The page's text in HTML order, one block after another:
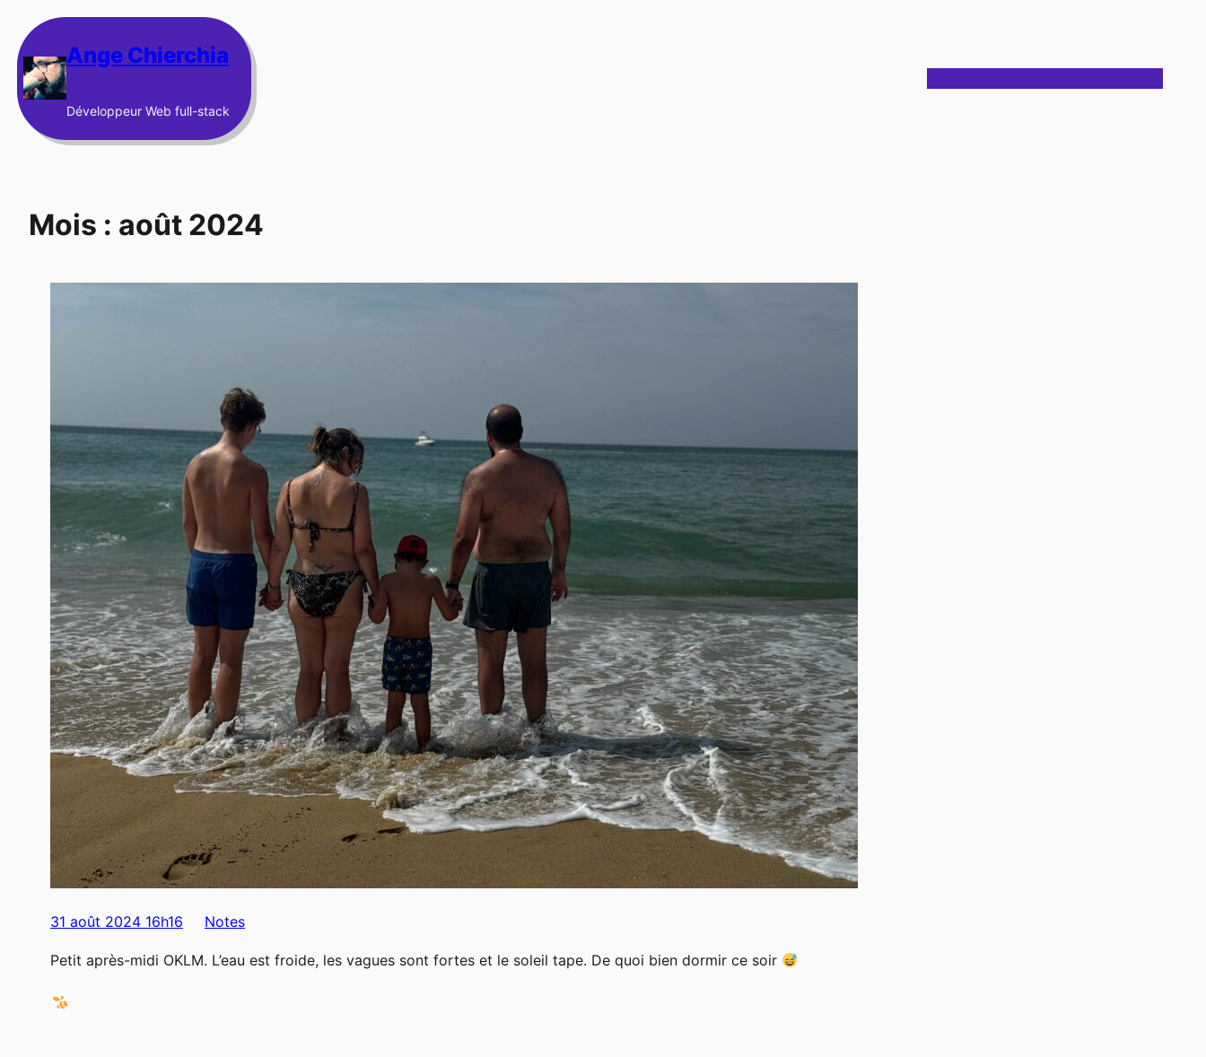
au
contenu Ange Chierchia
Développeur Web full-stack
Mois : août 2024
31 août 2024 16h16 Notes
Petit après-midi OKLM. L’eau est froide, les vagues sont fortes et le soleil tape. De quoi bien dormir ce soir